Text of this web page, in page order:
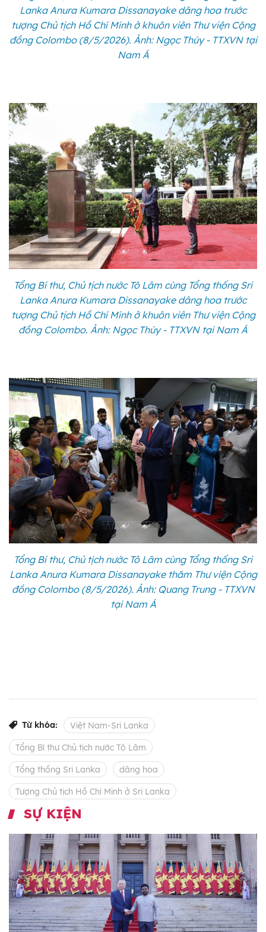
Lanka Anura Kumara Dissanayake dâng hoa trước
tượng Chủ tịch Hồ Chí Minh ở khuôn viên Thư viện Cộng
đồng Colombo (8/5/2026). Ảnh: Ngọc Thúy - TTXVN tại
Nam Á
Tổng Bí thư, Chủ tịch nước Tô Lâm cùng Tổng thống Sri
Lanka Anura Kumara Dissanayake dâng hoa trước
tượng Chủ tịch Hồ Chí Minh ở khuôn viên Thư viện Cộng
đồng Colombo. Ảnh: Ngọc Thúy - TTXVN tại Nam Á
Tổng Bí thư, Chủ tịch nước Tô Lâm cùng Tổng thống Sri
Lanka Anura Kumara Dissanayake thăm Thư viện Cộng
đồng Colombo (8/5/2026). Ảnh: Quang Trung - TTXVN
tại Nam Á
Từ khóa: Việt Nam-Sri Lanka
Tổng Bí thư Chủ tịch nước Tô Lâm
Tổng thống Sri Lanka dâng hoa
Tượng Chủ tịch Hồ Chí Minh ở Sri Lanka
SỰ KIỆN